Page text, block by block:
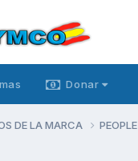
Donar
DE LA MARCA PEOPLE